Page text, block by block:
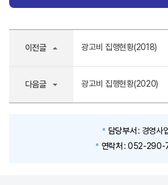
이전글 광고비 집행현황(2018)
다음글 광고비 집행현황(2020)
담당부서 : 경영사
연락처 : 052-290-